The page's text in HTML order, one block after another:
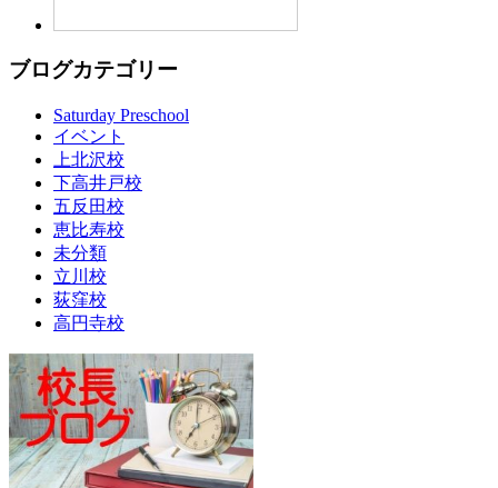
ブログカテゴリー
Saturday Preschool
イベント
上北沢校
下高井戸校
五反田校
恵比寿校
未分類
立川校
荻窪校
高円寺校